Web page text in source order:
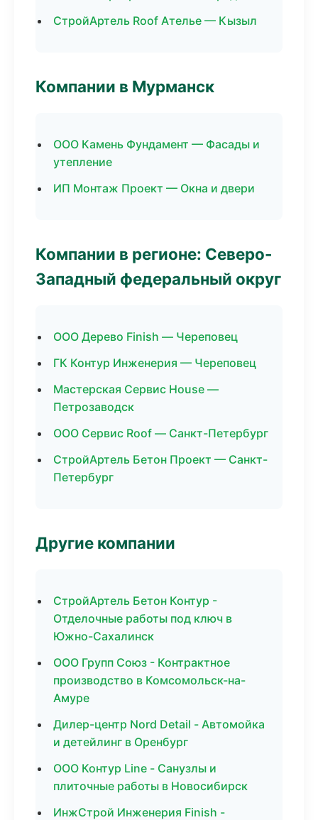
СтройАртель Roof Ателье — Кызыл
Компании в Мурманск
ООО Камень Фундамент — Фасады и
утепление
ИП Монтаж Проект — Окна и двери
Компании в регионе: Северо-
Западный федеральный округ
ООО Дерево Finish — Череповец
ГК Контур Инженерия — Череповец
Мастерская Сервис House —
Петрозаводск
ООО Сервис Roof — Санкт-Петербург
СтройАртель Бетон Проект — Санкт-
Петербург
Другие компании
СтройАртель Бетон Контур -
Отделочные работы под ключ в
Южно-Сахалинск
ООО Групп Союз - Контрактное
производство в Комсомольск-на-
Амуре
Дилер-центр Nord Detail - Автомойка
и детейлинг в Оренбург
ООО Контур Line - Санузлы и
плиточные работы в Новосибирск
ИнжСтрой Инженерия Finish -